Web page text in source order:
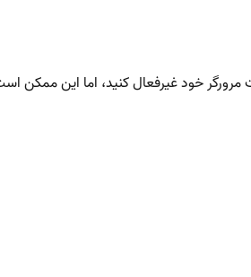
مرورگر خود غیرفعال کنید، اما این